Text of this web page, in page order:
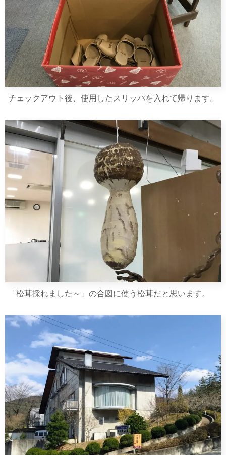
チェックアウト後、使用したスリッパを入れて帰ります。
「松茸採れました～」の合図に使う松茸だと思います。